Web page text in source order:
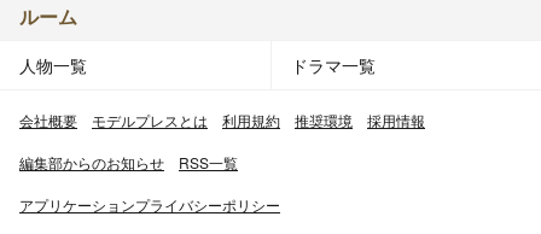
ルーム
人物一覧 ドラマ一覧
会社概要 モデルプレスとは 利用規約 推奨環境 採用情報
編集部からのお知らせ RSS一覧
アプリケーションプライバシーポリシー